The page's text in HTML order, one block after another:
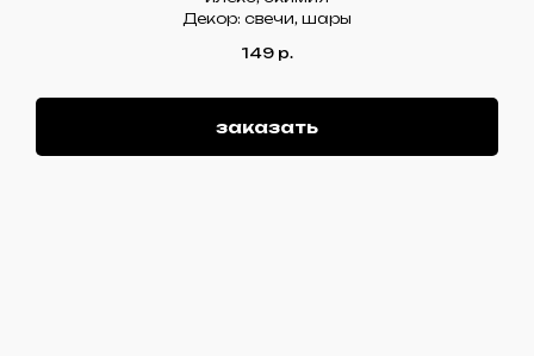
Декор: свечи, шары
149 р.
заказать